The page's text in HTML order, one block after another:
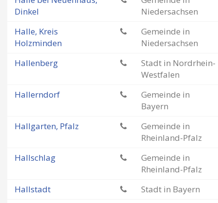
Dinkel
Niedersachsen
Halle, Kreis
Holzminden
Gemeinde in
Niedersachsen
Hallenberg
Stadt in Nordrhein-
Westfalen
Hallerndorf
Gemeinde in
Bayern
Hallgarten, Pfalz
Gemeinde in
Rheinland-Pfalz
Hallschlag
Gemeinde in
Rheinland-Pfalz
Hallstadt
Stadt in Bayern